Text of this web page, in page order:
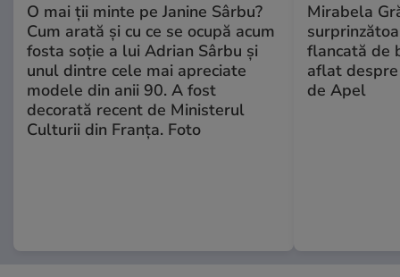
O mai ții minte pe Janine Sârbu?
Cum arată și cu ce se ocupă acum
fosta soție a lui Adrian Sârbu și
unul dintre cele mai apreciate
modele din anii 90. A fost
decorată recent de Ministerul
Culturii din Franța. Foto
Mirabela
flancată de
aflat
de Apel